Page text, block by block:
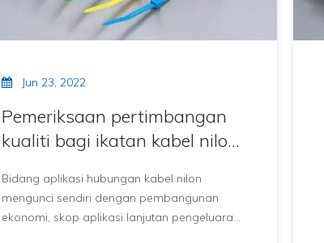
Jun 23, 2022
Pemeriksaan pertimbangan
kualiti bagi ikatan kabel nilon
Bidang aplikasi hubungan kabel nilon
mengunci sendiri dengan pembangunan
ekonomi, skop aplikasi lanjutan pengeluaran